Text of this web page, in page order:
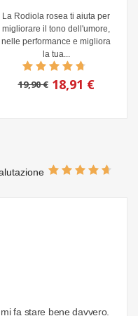
La Rodiola rosea ti aiuta per
migliorare il tono dell'umore,
nelle performance e migliora
la tua...
19,90 € 18,91 €
fa stare bene davvero.